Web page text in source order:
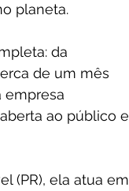
planeta.
da
de um mês
empresa
ao público e
(PR), ela atua em